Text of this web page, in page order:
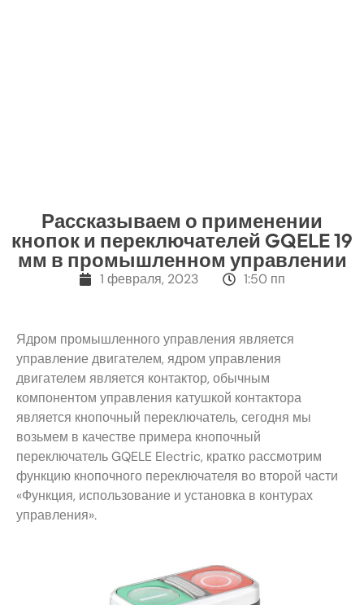
Рассказываем о применении
кнопок и переключателей GQELE 19
мм в промышленном управлении
1 февраля, 2023 1:50 пп
Ядром промышленного управления является
управление двигателем, ядром управления
двигателем является контактор, обычным
компонентом управления катушкой контактора
является кнопочный переключатель, сегодня мы
возьмем в качестве примера кнопочный
переключатель GQELE Electric, кратко рассмотрим
функцию кнопочного переключателя во второй части
«Функция, использование и установка в контурах
управления».